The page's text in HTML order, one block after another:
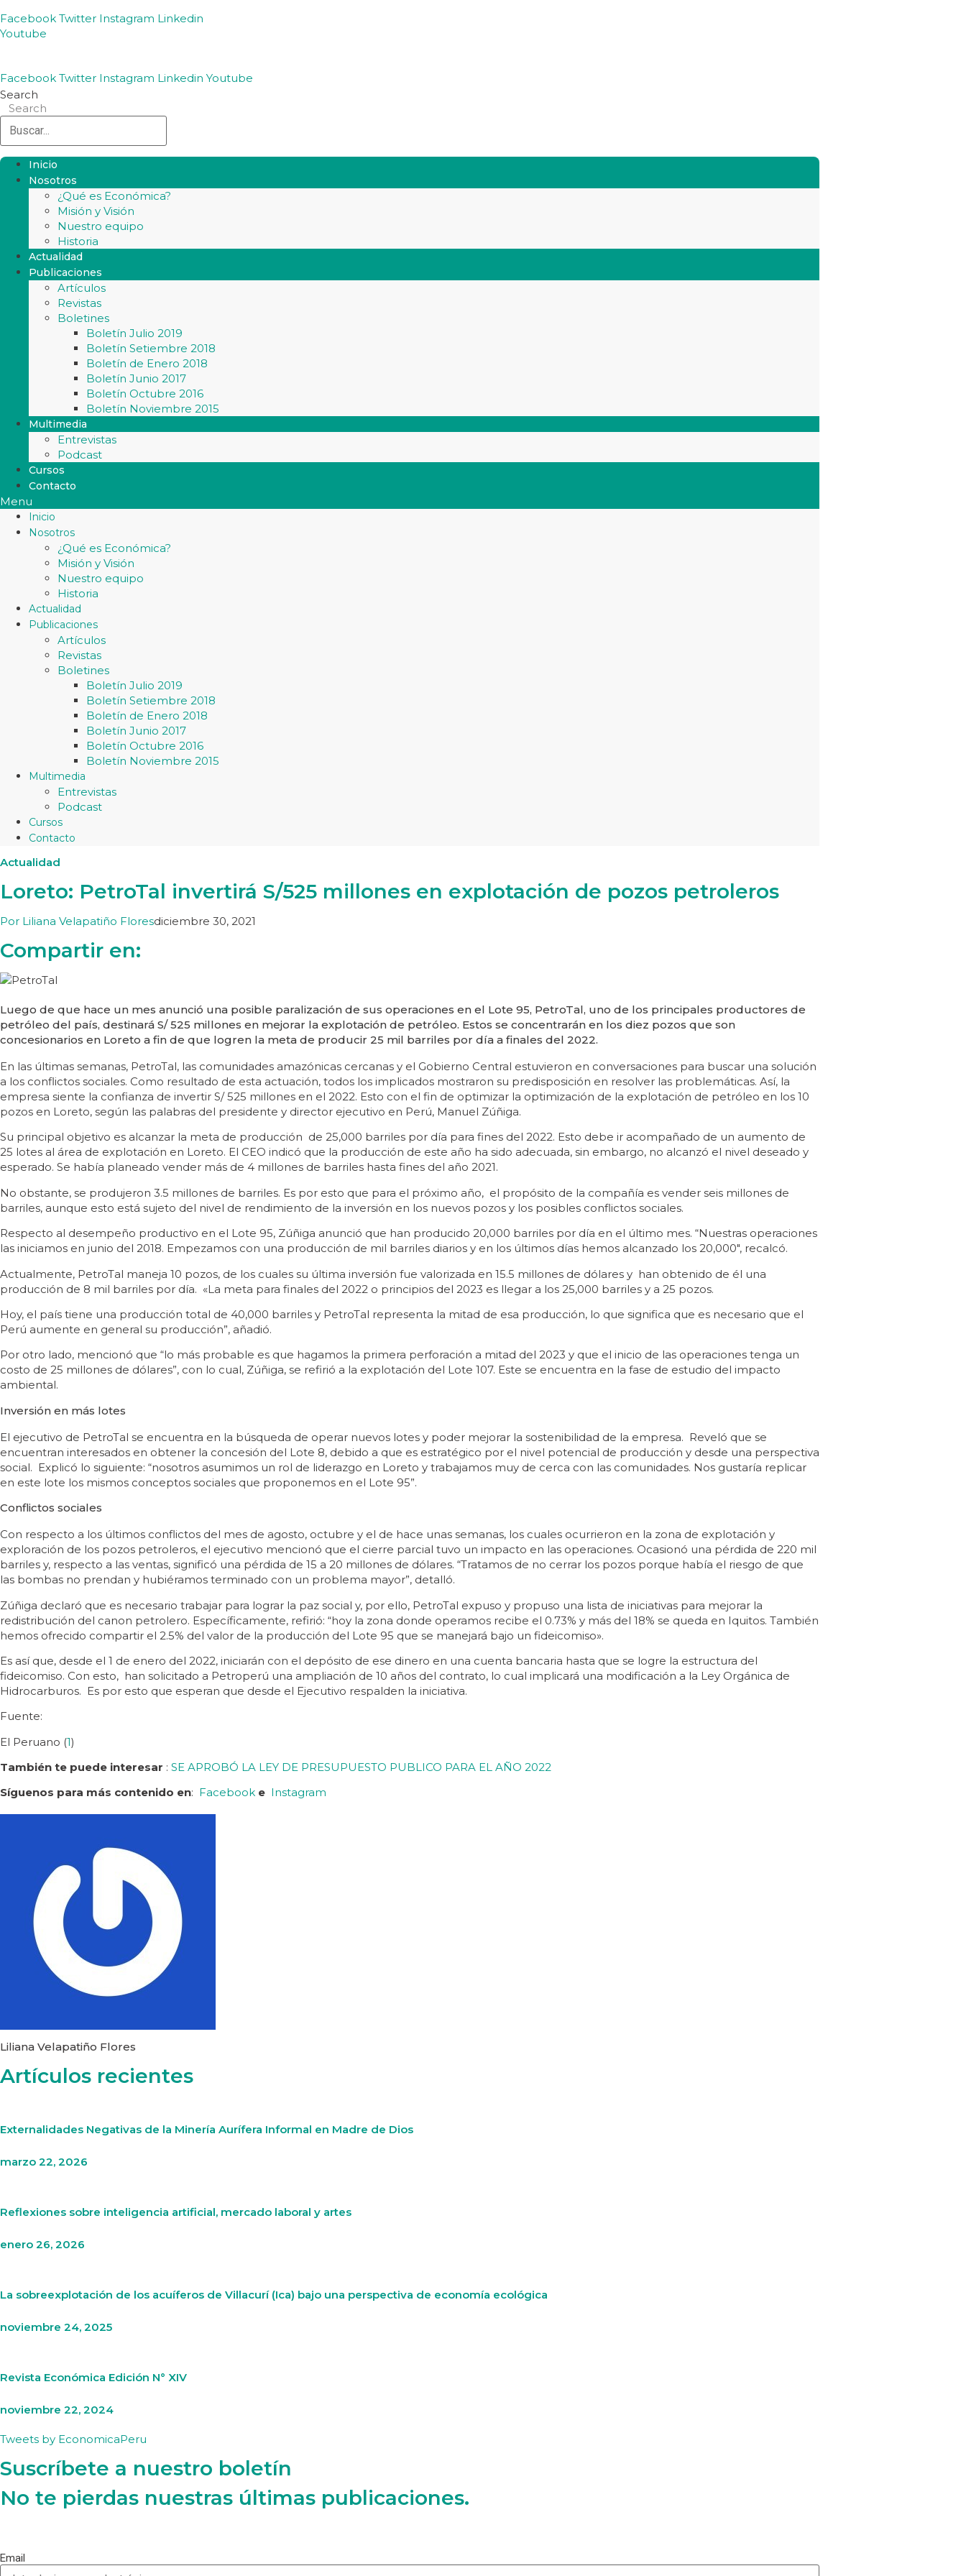
Facebook Twitter Instagram Linkedin
Youtube
Facebook Twitter Instagram Linkedin Youtube
Search
Search
Inicio
Nosotros
¿Qué es Económica?
Misión y Visión
Nuestro equipo
Historia
Actualidad
Publicaciones
Artículos
Revistas
Boletines
Boletín Julio 2019
Boletín Setiembre 2018
Boletín de Enero 2018
Boletín Junio 2017
Boletín Octubre 2016
Boletín Noviembre 2015
Multimedia
Entrevistas
Podcast
Cursos
Contacto
Menu
Inicio
Nosotros
¿Qué es Económica?
Misión y Visión
Nuestro equipo
Historia
Actualidad
Publicaciones
Artículos
Revistas
Boletines
Boletín Julio 2019
Boletín Setiembre 2018
Boletín de Enero 2018
Boletín Junio 2017
Boletín Octubre 2016
Boletín Noviembre 2015
Multimedia
Entrevistas
Podcast
Cursos
Contacto
Actualidad
Loreto: PetroTal invertirá S/525 millones en explotación de pozos petroleros
Por Liliana Velapatiño Floresdiciembre 30, 2021
Compartir en:
Luego de que hace un mes anunció una posible paralización de sus operaciones en el Lote 95, PetroTal, uno de los principales productores de
petróleo del país, destinará S/ 525 millones en mejorar la explotación de petróleo. Estos se concentrarán en los diez pozos que son
concesionarios en Loreto a fin de que logren la meta de producir 25 mil barriles por día a finales del 2022.
En las últimas semanas, PetroTal, las comunidades amazónicas cercanas y el Gobierno Central estuvieron en conversaciones para buscar una solución
a los conflictos sociales. Como resultado de esta actuación, todos los implicados mostraron su predisposición en resolver las problemáticas. Así, la
empresa siente la confianza de invertir S/ 525 millones en el 2022. Esto con el fin de optimizar la optimización de la explotación de petróleo en los 10
pozos en Loreto, según las palabras del presidente y director ejecutivo en Perú, Manuel Zúñiga.
Su principal objetivo es alcanzar la meta de producción de 25,000 barriles por día para fines del 2022. Esto debe ir acompañado de un aumento de
25 lotes al área de explotación en Loreto. El CEO indicó que la producción de este año ha sido adecuada, sin embargo, no alcanzó el nivel deseado y
esperado. Se había planeado vender más de 4 millones de barriles hasta fines del año 2021.
No obstante, se produjeron 3.5 millones de barriles. Es por esto que para el próximo año, el propósito de la compañía es vender seis millones de
barriles, aunque esto está sujeto del nivel de rendimiento de la inversión en los nuevos pozos y los posibles conflictos sociales.
Respecto al desempeño productivo en el Lote 95, Zúñiga anunció que han producido 20,000 barriles por día en el último mes. “Nuestras operaciones
las iniciamos en junio del 2018. Empezamos con una producción de mil barriles diarios y en los últimos días hemos alcanzado los 20,000″, recalcó.
Actualmente, PetroTal maneja 10 pozos, de los cuales su última inversión fue valorizada en 15.5 millones de dólares y han obtenido de él una
producción de 8 mil barriles por día. «La meta para finales del 2022 o principios del 2023 es llegar a los 25,000 barriles y a 25 pozos.
Hoy, el país tiene una producción total de 40,000 barriles y PetroTal representa la mitad de esa producción, lo que significa que es necesario que el
Perú aumente en general su producción”, añadió.
Por otro lado, mencionó que “lo más probable es que hagamos la primera perforación a mitad del 2023 y que el inicio de las operaciones tenga un
costo de 25 millones de dólares”, con lo cual, Zúñiga, se refirió a la explotación del Lote 107. Este se encuentra en la fase de estudio del impacto
ambiental.
Inversión en más lotes
El ejecutivo de PetroTal se encuentra en la búsqueda de operar nuevos lotes y poder mejorar la sostenibilidad de la empresa. Reveló que se
encuentran interesados en obtener la concesión del Lote 8, debido a que es estratégico por el nivel potencial de producción y desde una perspectiva
social. Explicó lo siguiente: “nosotros asumimos un rol de liderazgo en Loreto y trabajamos muy de cerca con las comunidades. Nos gustaría replicar
en este lote los mismos conceptos sociales que proponemos en el Lote 95”.
Conflictos sociales
Con respecto a los últimos conflictos del mes de agosto, octubre y el de hace unas semanas, los cuales ocurrieron en la zona de explotación y
exploración de los pozos petroleros, el ejecutivo mencionó que el cierre parcial tuvo un impacto en las operaciones. Ocasionó una pérdida de 220 mil
barriles y, respecto a las ventas, significó una pérdida de 15 a 20 millones de dólares. “Tratamos de no cerrar los pozos porque había el riesgo de que
las bombas no prendan y hubiéramos terminado con un problema mayor”, detalló.
Zúñiga declaró que es necesario trabajar para lograr la paz social y, por ello, PetroTal expuso y propuso una lista de iniciativas para mejorar la
redistribución del canon petrolero. Específicamente, refirió: “hoy la zona donde operamos recibe el 0.73% y más del 18% se queda en Iquitos. También
hemos ofrecido compartir el 2.5% del valor de la producción del Lote 95 que se manejará bajo un fideicomiso».
Es así que, desde el 1 de enero del 2022, iniciarán con el depósito de ese dinero en una cuenta bancaria hasta que se logre la estructura del
fideicomiso. Con esto, han solicitado a Petroperú una ampliación de 10 años del contrato, lo cual implicará una modificación a la Ley Orgánica de
Hidrocarburos. Es por esto que esperan que desde el Ejecutivo respalden la iniciativa.
Fuente:
El Peruano (1)
También te puede interesar : SE APROBÓ LA LEY DE PRESUPUESTO PUBLICO PARA EL AÑO 2022
Síguenos para más contenido en: Facebook e Instagram
Liliana Velapatiño Flores
Artículos recientes
Externalidades Negativas de la Minería Aurífera Informal en Madre de Dios
marzo 22, 2026
Reflexiones sobre inteligencia artificial, mercado laboral y artes
enero 26, 2026
La sobreexplotación de los acuíferos de Villacurí (Ica) bajo una perspectiva de economía ecológica
noviembre 24, 2025
Revista Económica Edición N° XIV
noviembre 22, 2024
Tweets by EconomicaPeru
Suscríbete a nuestro boletín
No te pierdas nuestras últimas publicaciones.
Email